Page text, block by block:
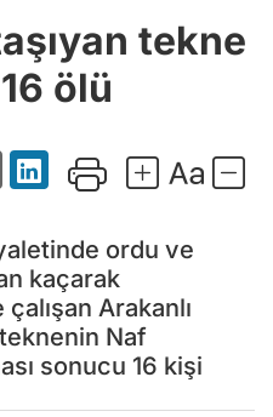
ölü
tekne
ölü
ordu ve
kaçarak
Arakanlı
Naf
sonucu 16 kişi